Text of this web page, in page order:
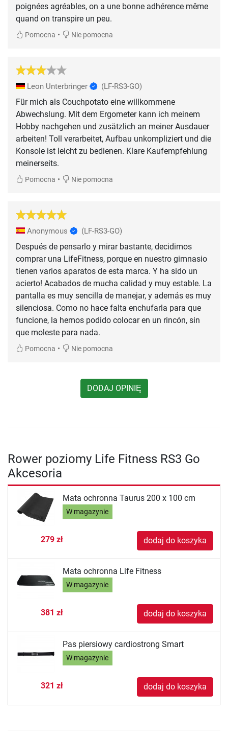
poignées agréables, on a une bonne adhérence même
quand on transpire un peu.
Pomocna • Nie pomocna
Leon Unterbringer (LF-RS3-GO)
Für mich als Couchpotato eine willkommene
Abwechslung. Mit dem Ergometer kann ich meinem
Hobby nachgehen und zusätzlich an meiner Ausdauer
arbeiten! Toll verarbeitet, Aufbau unkompliziert und die
Konsole ist leicht zu bedienen. Klare Kaufempfehlung
meinerseits.
Pomocna • Nie pomocna
Anonymous (LF-RS3-GO)
Después de pensarlo y mirar bastante, decidimos
comprar una LifeFitness, porque en nuestro gimnasio
tienen varios aparatos de esta marca. Y ha sido un
acierto! Acabados de mucha calidad y muy estable. La
pantalla es muy sencilla de manejar, y además es muy
silenciosa. Como no hace falta enchufarla para que
funcione, la hemos podido colocar en un rincón, sin
que moleste para nada.
Pomocna • Nie pomocna
DODAJ OPINIĘ
Rower poziomy Life Fitness RS3 Go
Akcesoria
Mata ochronna Taurus 200 x 100 cm
W magazynie
279 zł dodaj do koszyka
Mata ochronna Life Fitness
W magazynie
381 zł dodaj do koszyka
Pas piersiowy cardiostrong Smart
W magazynie
321 zł dodaj do koszyka